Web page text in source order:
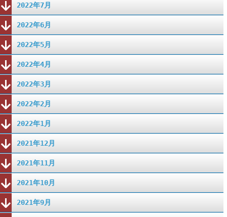
2022年7月
2022年6月
2022年5月
2022年4月
2022年3月
2022年2月
2022年1月
2021年12月
2021年11月
2021年10月
2021年9月